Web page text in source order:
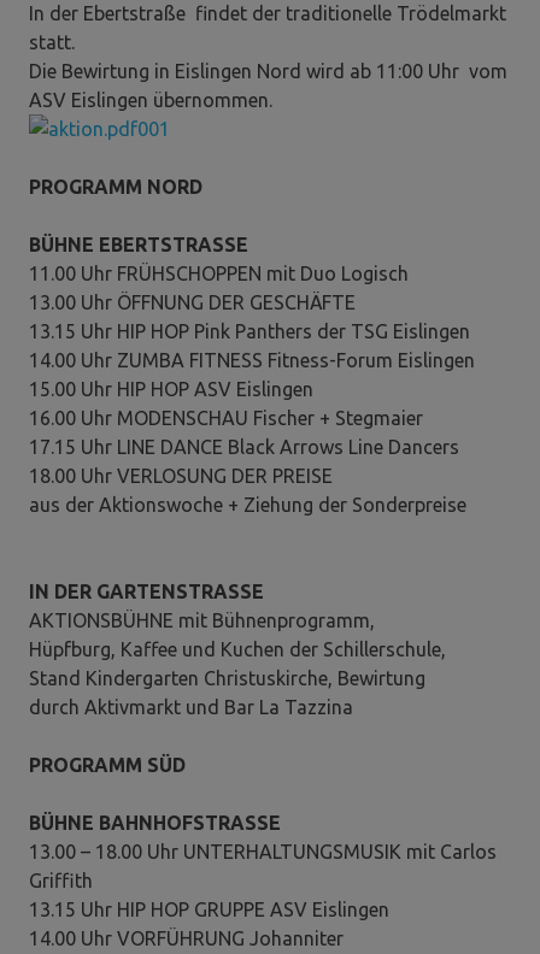
In der Ebertstraße findet der traditionelle Trödelmarkt
statt.
Die Bewirtung in Eislingen Nord wird ab 11:00 Uhr vom
ASV Eislingen übernommen.
PROGRAMM NORD
BÜHNE EBERTSTRASSE
11.00 Uhr FRÜHSCHOPPEN mit Duo Logisch
13.00 Uhr ÖFFNUNG DER GESCHÄFTE
13.15 Uhr HIP HOP Pink Panthers der TSG Eislingen
14.00 Uhr ZUMBA FITNESS Fitness-Forum Eislingen
15.00 Uhr HIP HOP ASV Eislingen
16.00 Uhr MODENSCHAU Fischer + Stegmaier
17.15 Uhr LINE DANCE Black Arrows Line Dancers
18.00 Uhr VERLOSUNG DER PREISE
aus der Aktionswoche + Ziehung der Sonderpreise
IN DER GARTENSTRASSE
AKTIONSBÜHNE mit Bühnenprogramm,
Hüpfburg, Kaffee und Kuchen der Schillerschule,
Stand Kindergarten Christuskirche, Bewirtung
durch Aktivmarkt und Bar La Tazzina
PROGRAMM SÜD
BÜHNE BAHNHOFSTRASSE
13.00 – 18.00 Uhr UNTERHALTUNGSMUSIK mit Carlos
Griffith
13.15 Uhr HIP HOP GRUPPE ASV Eislingen
14.00 Uhr VORFÜHRUNG Johanniter